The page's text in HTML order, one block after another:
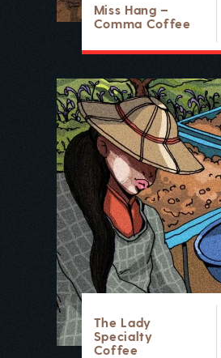
Miss Hang –
Comma Coffee
The Lady
Specialty
Coffee